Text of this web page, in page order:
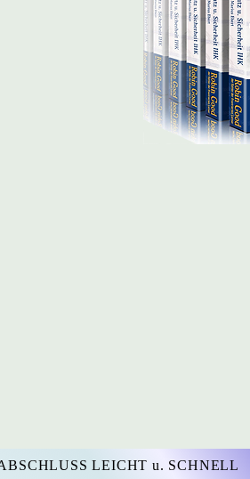
LEICHT u. SCHNELL